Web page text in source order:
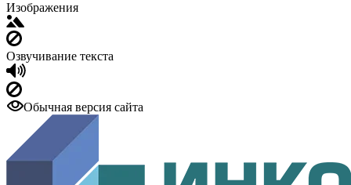
Изображения
Озвучивание текста
Обычная версия сайта